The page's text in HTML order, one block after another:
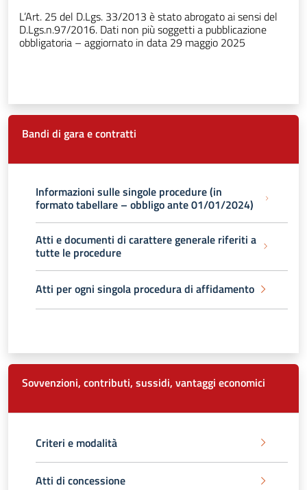
L’Art. 25 del D.Lgs. 33/2013 è stato abrogato ai sensi del
D.Lgs.n.97/2016. Dati non più soggetti a pubblicazione
obbligatoria – aggiornato in data 29 maggio 2025
Bandi di gara e contratti
Informazioni sulle singole procedure (in
formato tabellare – obbligo ante 01/01/2024)
Atti e documenti di carattere generale riferiti a
tutte le procedure
Atti per ogni singola procedura di affidamento
Sovvenzioni, contributi, sussidi, vantaggi economici
Criteri e modalità
Atti di concessione